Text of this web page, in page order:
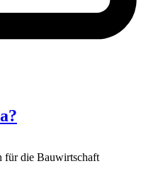
für die Bauwirtschaft